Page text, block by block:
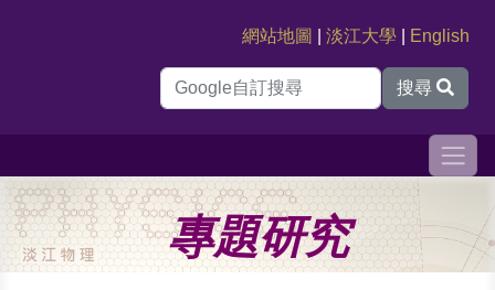
網站地圖 |淡江大學 English
搜尋
專題研究